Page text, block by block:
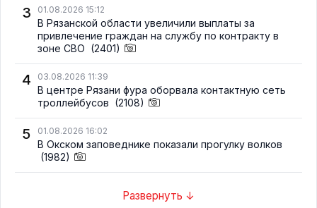
3 01.08.2026 15:12
В Рязанской области увеличили выплаты за
привлечение граждан на службу по контракту в
зоне СВО (2401)
4 03.08.2026 11:39
В центре Рязани фура оборвала контактную сеть
троллейбусов (2108)
5 01.08.2026 16:02
В Окском заповеднике показали прогулку волков
(1982)
Развернуть ↓